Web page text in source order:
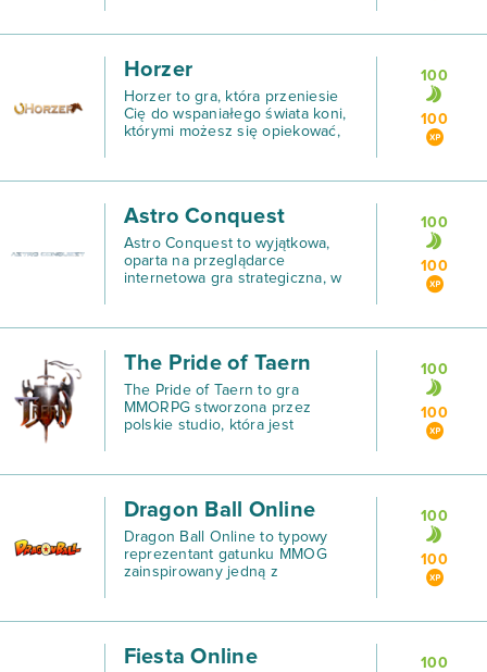
Horzer
Horzer to gra, która przeniesie
Cię do wspaniałego świata koni,
którymi możesz się opiekować,
100
100
Astro Conquest
Astro Conquest to wyjątkowa,
oparta na przeglądarce
internetowa gra strategiczna, w
100
100
The Pride of Taern
The Pride of Taern to gra
MMORPG stworzona przez
polskie studio, która jest
izometrycznej perspektywie i
oraz nieszablonową
100
100
Dragon Ball Online
Dragon Ball Online to typowy
reprezentant gatunku MMOG
zainspirowany jedną z
100
100
Fiesta Online 100